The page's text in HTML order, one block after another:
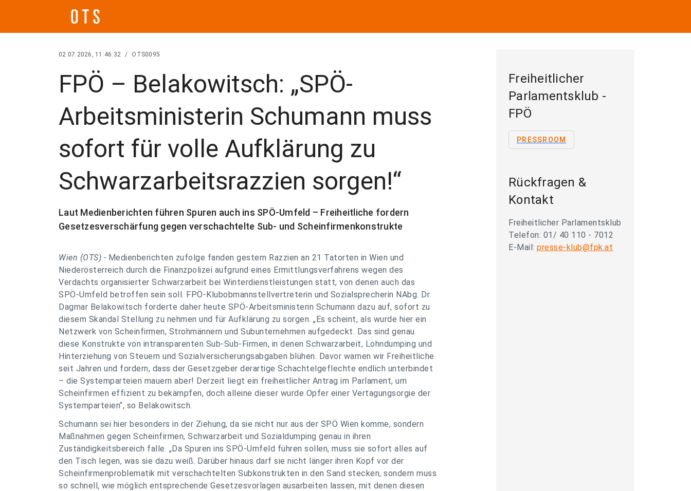
02.07.2026, 11:46:32 / OTS0095
FPÖ – Belakowitsch: „SPÖ-
Arbeitsministerin Schumann muss
sofort für volle Aufklärung zu
Schwarzarbeitsrazzien sorgen!“
Laut Medienberichten führen Spuren auch ins SPÖ-Umfeld – Freiheitliche fordern
Gesetzesverschärfung gegen verschachtelte Sub- und Scheinfirmenkonstrukte
Wien (OTS) - Medienberichten zufolge fanden gestern Razzien an 21 Tatorten in Wien und
Niederösterreich durch die Finanzpolizei aufgrund eines Ermittlungsverfahrens wegen des
Verdachts organisierter Schwarzarbeit bei Winterdienstleistungen statt, von denen auch das
SPÖ-Umfeld betroffen sein soll. FPÖ-Klubobmannstellvertreterin und Sozialsprecherin NAbg. Dr.
Dagmar Belakowitsch forderte daher heute SPÖ-Arbeitsministerin Schumann dazu auf, sofort zu
diesem Skandal Stellung zu nehmen und für Aufklärung zu sorgen. „Es scheint, als wurde hier ein
Netzwerk von Scheinfirmen, Strohmännern und Subunternehmen aufgedeckt. Das sind genau
diese Konstrukte von intransparenten Sub-Sub-Firmen, in denen Schwarzarbeit, Lohndumping und
Hinterziehung von Steuern und Sozialversicherungsabgaben blühen. Davor warnen wir Freiheitliche
seit Jahren und fordern, dass der Gesetzgeber derartige Schachtelgeflechte endlich unterbindet
– die Systemparteien mauern aber! Derzeit liegt ein freiheitlicher Antrag im Parlament, um
Scheinfirmen effizient zu bekämpfen, doch alleine dieser wurde Opfer einer Vertagungsorgie der
Systemparteien“, so Belakowitsch.
Schumann sei hier besonders in der Ziehung, da sie nicht nur aus der SPÖ Wien komme, sondern
Maßnahmen gegen Scheinfirmen, Schwarzarbeit und Sozialdumping genau in ihren
Zuständigkeitsbereich falle. „Da Spuren ins SPÖ-Umfeld führen sollen, muss sie sofort alles auf
den Tisch legen, was sie dazu weiß. Darüber hinaus darf sie nicht länger ihren Kopf vor der
Scheinfirmenproblematik mit verschachtelten Subkonstrukten in den Sand stecken, sondern muss
so schnell, wie möglich entsprechende Gesetzesvorlagen ausarbeiten lassen, mit denen diesen
Freiheitlicher
Parlamentsklub -
FPÖ
PRESSROOM
Rückfragen &
Kontakt
Freiheitlicher Parlamentsklub
Telefon: 01/ 40 110 - 7012
E-Mail: presse-klub@fpk.at